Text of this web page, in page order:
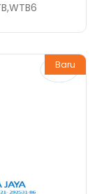
Baru